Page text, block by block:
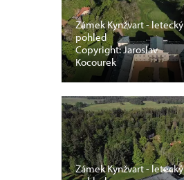
Zámek Kynžvart - letecký
pohled
Copyright: Jaroslav
Kocourek
Zámek Kynžvart - letecký